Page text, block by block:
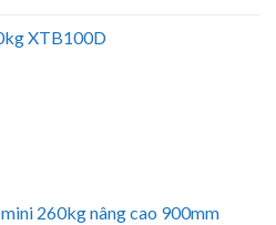
XTB100D
260kg nâng cao 900mm